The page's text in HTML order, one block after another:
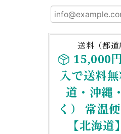
送料（都道
15,000
入で送料
道・沖縄
く） 常温
【北海